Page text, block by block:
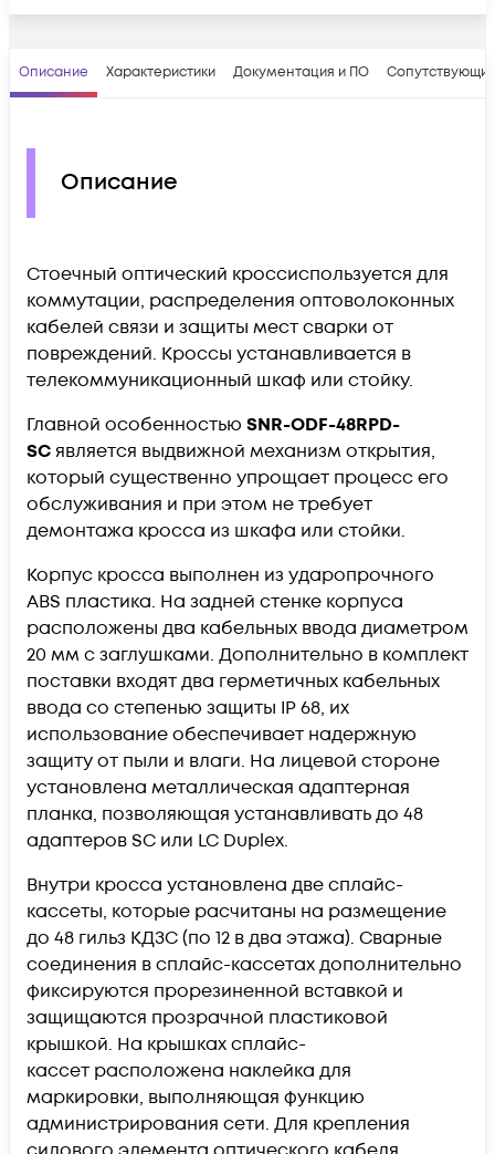
Описание Характеристики Документация и ПО
Описание
Стоечный оптический кроссиспользуется для
коммутации, распределения оптоволоконных
кабелей связи и защиты мест сварки от
повреждений. Кроссы устанавливается в
телекоммуникационный шкаф или стойку.
Главной особенностью SNR-ODF-48RPD-
SCявляется выдвижной механизм открытия,
который существенно упрощает процесс его
обслуживания и при этом не требует
демонтажа кросса из шкафа или стойки.
Корпус кросса выполнен из ударопрочного
ABS пластика. На задней стенке корпуса
расположены два кабельных ввода диаметром
20 мм с заглушками. Дополнительно в комплект
поставки входят два герметичных кабельных
ввода со степенью защиты IP 68, их
использование обеспечивает надержную
защиту от пыли и влаги. На лицевой стороне
установлена металлическая адаптерная
планка, позволяющая устанавливать до 48
адаптеров SC или LC Duplex.
Внутри кросса установлена две сплайс-
кассеты, которые расчитаны на размещение
до 48 гильз КДЗС (по 12 в два этажа). Сварные
соединения в сплайс-кассетах дополнительно
фиксируются прорезиненной вставкой и
защищаются прозрачной пластиковой
крышкой. На крышках сплайс-
кассет расположена наклейка для
маркировки, выполняющая функцию
администрирования сети. Для крепления